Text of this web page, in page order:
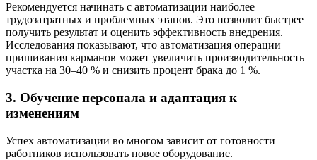
Рекомендуется начинать с автоматизации наиболее
трудозатратных и проблемных этапов. Это позволит быстрее
получить результат и оценить эффективность внедрения.
Исследования показывают, что автоматизация операции
пришивания карманов может увеличить производительность
участка на 30–40 % и снизить процент брака до 1 %.
3. Обучение персонала и адаптация к
изменениям
Успех автоматизации во многом зависит от готовности
работников использовать новое оборудование.